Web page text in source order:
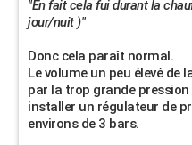
"En fait cela fui durant la
jour/nuit )"
Donc cela paraît normal.
Le volume un peu élevé de
par la trop grande
installer un régulateur de
environs de 3 bars.